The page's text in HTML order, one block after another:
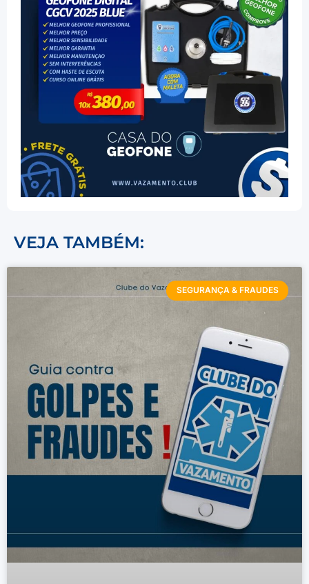
VEJA TAMBÉM:
SEGURANÇA & FRAUDES